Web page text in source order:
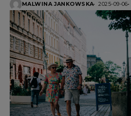
MALWINA JANKOWSKA 2025-09-06